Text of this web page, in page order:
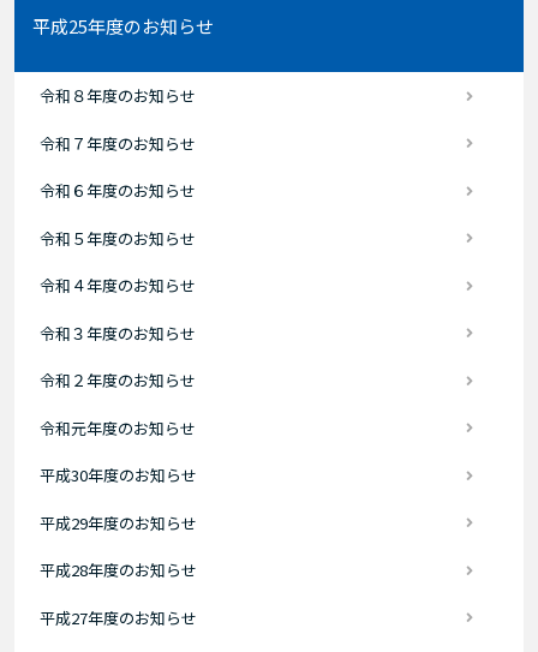
平成25年度のお知らせ
令和８年度のお知らせ
令和７年度のお知らせ
令和６年度のお知らせ
令和５年度のお知らせ
令和４年度のお知らせ
令和３年度のお知らせ
令和２年度のお知らせ
令和元年度のお知らせ
平成30年度のお知らせ
平成29年度のお知らせ
平成28年度のお知らせ
平成27年度のお知らせ